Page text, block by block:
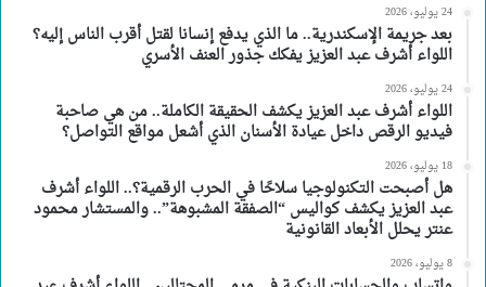
24 يوليو، 2026
بعد جريمة الإسكندرية.. ما الذي يدفع إنسانا لقتل أقرب الناس إليه؟
اللواء أشرف عبد العزيز يفكك جذور العنف الأسري
24 يوليو، 2026
اللواء أشرف عبد العزيز يكشف الحقيقة الكاملة.. من هي صاحبة
فيديو الرقص داخل عيادة الأسنان الذي أشعل مواقع التواصل؟
18 يوليو، 2026
هل أصبحت التكنولوجيا سلاحًا في الحرب الرقمية؟.. اللواء أشرف
عبد العزيز يكشف كواليس “الصفقة المشبوهة”.. والمستشار محمود
عنتر يحلل الأبعاد القانونية
8 يوليو، 2026